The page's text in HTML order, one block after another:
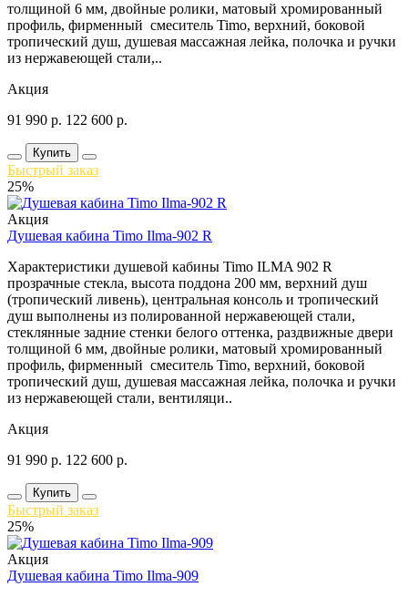
толщиной 6 мм, двойные ролики, матовый хромированный
профиль, фирменный смеситель Timo, верхний, боковой
тропический душ, душевая массажная лейка, полочка и ручки
из нержавеющей стали,..
Акция
91 990 р. 122 600 р.
Купить
Быстрый заказ
25%
Акция
Душевая кабина Timo Ilma-902 R
Характеристики душевой кабины Timo ILMA 902 R
прозрачные стекла, высота поддона 200 мм, верхний душ
(тропический ливень), центральная консоль и тропический
душ выполнены из полированной нержавеющей стали,
стеклянные задние стенки белого оттенка, раздвижные двери
толщиной 6 мм, двойные ролики, матовый хромированный
профиль, фирменный смеситель Timo, верхний, боковой
тропический душ, душевая массажная лейка, полочка и ручки
из нержавеющей стали, вентиляци..
Акция
91 990 р. 122 600 р.
Купить
Быстрый заказ
25%
Акция
Душевая кабина Timo Ilma-909